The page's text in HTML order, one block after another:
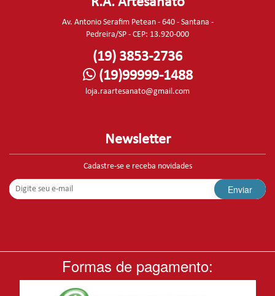
Av. Antonio Serafim Petean - 640 - Santana -
Pedreira/SP - CEP: 13.920-000
(19) 3853-2736
(19)99999-1488
loja.raartesanato@gmail.com
Newsletter
Cadastre-se e receba novidades
Enviar
Formas de pagamento: